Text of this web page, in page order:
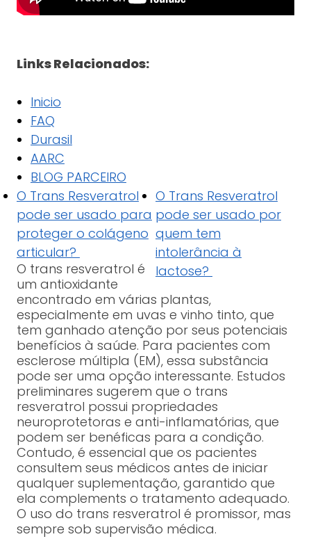
Links Relacionados:
Inicio
FAQ
Durasil
AARC
BLOG PARCEIRO
O Trans Resveratrol
pode ser usado para
proteger o colágeno
articular?
O Trans Resveratrol
pode ser usado por
quem tem
intolerância à
lactose?
O trans resveratrol é
um antioxidante
encontrado em várias plantas,
especialmente em uvas e vinho tinto, que
tem ganhado atenção por seus potenciais
benefícios à saúde. Para pacientes com
esclerose múltipla (EM), essa substância
pode ser uma opção interessante. Estudos
preliminares sugerem que o trans
resveratrol possui propriedades
neuroprotetoras e anti-inflamatórias, que
podem ser benéficas para a condição.
Contudo, é essencial que os pacientes
consultem seus médicos antes de iniciar
qualquer suplementação, garantido que
ela complements o tratamento adequado.
O uso do trans resveratrol é promissor, mas
sempre sob supervisão médica.